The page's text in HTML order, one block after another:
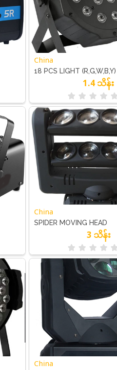
China
18 PCS LIGHT (R,G,W,B,Y)
1.4 သိန်း
China
SPIDER MOVING HEAD
3 သိန်း
China